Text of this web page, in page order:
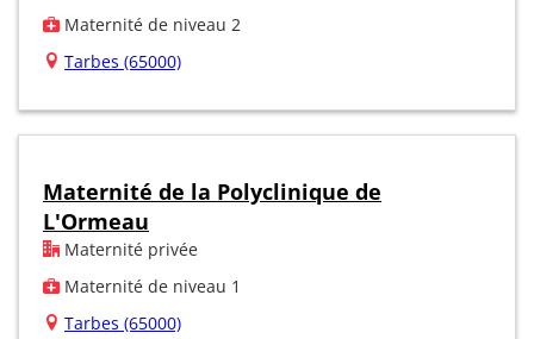
Maternité de niveau 2
Tarbes (65000)
Maternité de la Polyclinique de
L'Ormeau
Maternité privée
Maternité de niveau 1
Tarbes (65000)